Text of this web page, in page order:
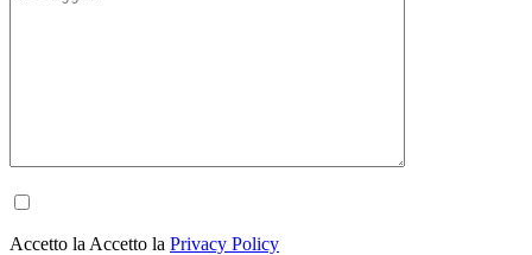
Accetto la Accetto la Privacy Policy